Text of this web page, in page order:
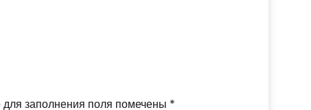
заполнения поля помечены *